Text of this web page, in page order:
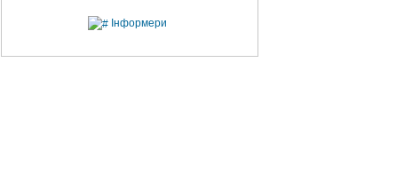
Інформери